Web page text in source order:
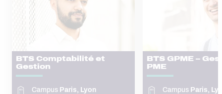
BTS Comptabilité et
Gestion
Campus Paris, Lyon
BTS GPME –
PME
Campus Paris,